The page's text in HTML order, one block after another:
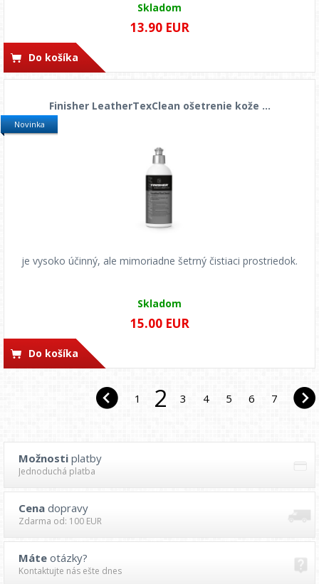
Skladom
13.90 EUR
Do košíka
Novinka
Finisher LeatherTexClean ošetrenie kože ...
je vysoko účinný, ale mimoriadne šetrný čistiaci prostriedok.
Skladom
15.00 EUR
Do košíka
1 2 3 4 5 6 7
Možnosti platby
Jednoduchá platba
Cena dopravy
Zdarma od: 100 EUR
Máte otázky?
Kontaktujte nás ešte dnes